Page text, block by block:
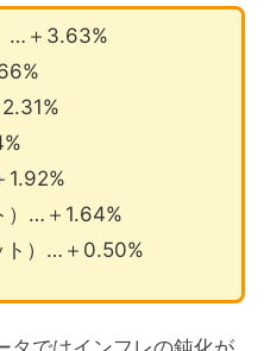
…＋3.63%
1.92%
）…＋1.64%
ト）…＋0.50%